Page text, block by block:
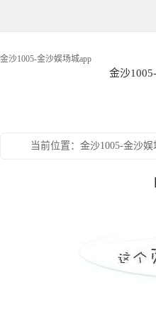
金沙1005-金沙娱场城app
金沙
当前位置 ： 金沙1005-金沙娱